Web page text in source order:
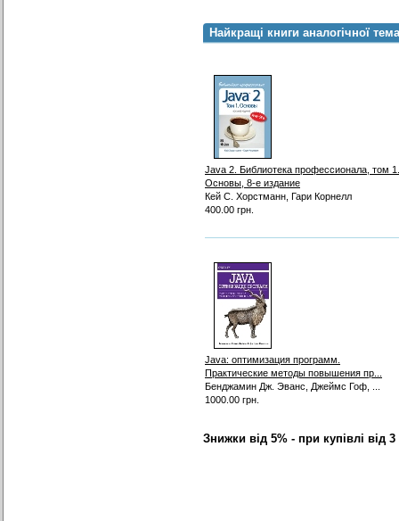
Найкращі книги аналогічної
Java 2. Библиотека профессионала, том 1.
Основы, 8-е издание
Кей С. Хорстманн, Гари Корнелл
400.00 грн.
Java: оптимизация программ.
Практические методы повышения пр...
Бенджамин Дж. Эванс, Джеймс Гоф, ...
1000.00 грн.
Знижки від 5% - при купівлі від